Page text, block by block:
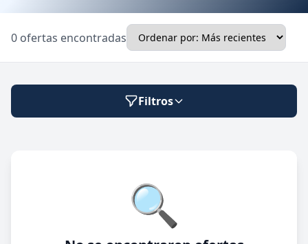
Ubicación
🔍 Buscar
0 ofertas encontradas
Filtros
Modalidad de trabajo🔍